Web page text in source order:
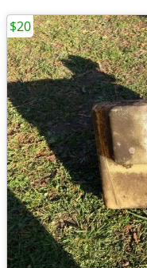
$20